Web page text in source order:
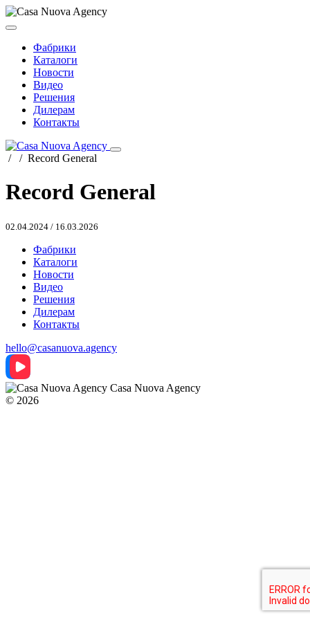
Фабрики
Каталоги
Новости
Видео
Решения
Дилерам
Контакты
/ / Record General
Record General
02.04.2024 / 16.03.2026
Фабрики
Каталоги
Новости
Видео
Решения
Дилерам
Контакты
hello@casanuova.agency
Casa Nuova Agency
© 2026